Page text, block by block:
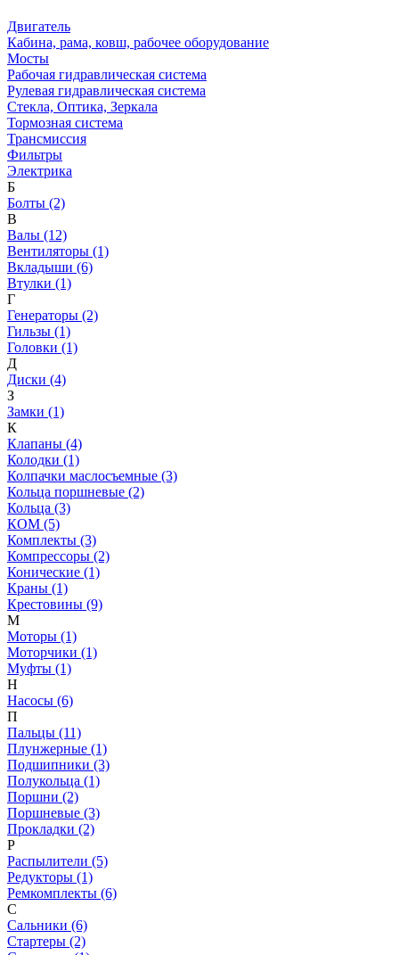
Двигатель
Кабина, рама, ковш, рабочее оборудование
Мосты
Рабочая гидравлическая система
Рулевая гидравлическая система
Стекла, Оптика, Зеркала
Тормозная система
Трансмиссия
Фильтры
Электрика
Б
Болты (2)
В
Валы (12)
Вентиляторы (1)
Вкладыши (6)
Втулки (1)
Г
Генераторы (2)
Гильзы (1)
Головки (1)
Д
Диски (4)
З
Замки (1)
К
Клапаны (4)
Колодки (1)
Колпачки маслосъемные (3)
Кольца поршневые (2)
Кольца (3)
КОМ (5)
Комплекты (3)
Компрессоры (2)
Конические (1)
Краны (1)
Крестовины (9)
М
Моторы (1)
Моторчики (1)
Муфты (1)
Н
Насосы (6)
П
Пальцы (11)
Плунжерные (1)
Подшипники (3)
Полукольца (1)
Поршни (2)
Поршневые (3)
Прокладки (2)
Р
Распылители (5)
Редукторы (1)
Ремкомплекты (6)
С
Сальники (6)
Стартеры (2)